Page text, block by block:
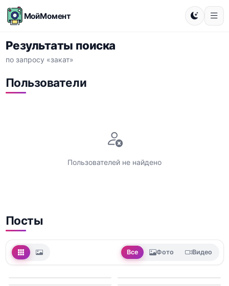
МойМомент
Результаты поиска
по запросу «закат»
Пользователи
Пользователей не найдено
Посты
Все Фото Видео